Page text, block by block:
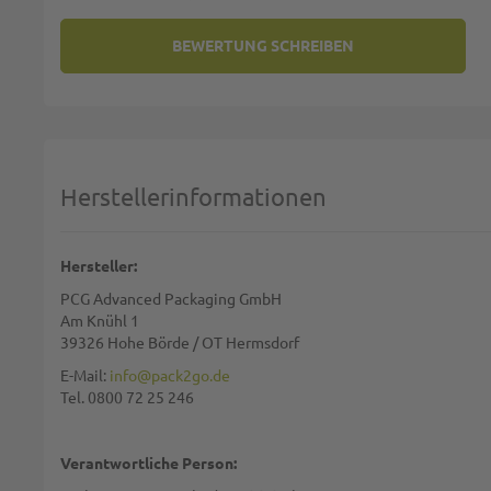
BEWERTUNG SCHREIBEN
Zusammenfassung:
Herstellerinformationen
Hersteller:
PCG Advanced Packaging GmbH
Am Knühl 1
39326 Hohe Börde / OT Hermsdorf
E-Mail: info@pack2go.de
Tel. 0800 72 25 246
Verantwortliche Person: